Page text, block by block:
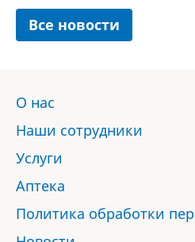
Все новости
О нас
Наши сотрудники
Услуги
Аптека
Политика обработки